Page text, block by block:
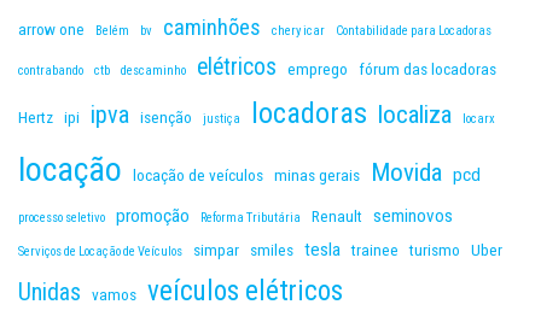
arrow one Belém bv caminhões chery icar Contabilidade para Locadoras
contrabando ctb descaminho elétricos emprego fórum das locadoras
Hertz ipi ipva isenção justiça locadoras localiza locarx
locação locação de veículos minas gerais Movida pcd
processo seletivo promoção Reforma Tributária Renault seminovos
Serviços de Locação de Veículos simpar smiles tesla trainee turismo Uber
Unidas vamos veículos elétricos